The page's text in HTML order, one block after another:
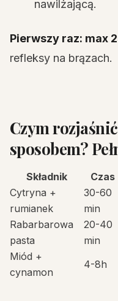
nawilżającą.
Pierwszy raz: max
refleksy na brązach.
Czym
sposobem?
Składnik Czas
Cytryna +
rumianek
30-60
min
Rabarbarowa
pasta
20-40
min
Miód +
cynamon
4-8h